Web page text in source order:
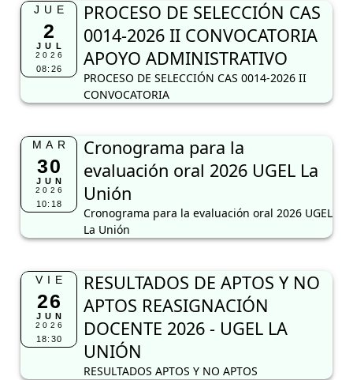
JUE
2
JUL
2026
08:26
PROCESO DE SELECCIÓN CAS
0014-2026 II CONVOCATORIA
APOYO ADMINISTRATIVO
PROCESO DE SELECCIÓN CAS 0014-2026 II
CONVOCATORIA
MAR
30
JUN
2026
10:18
Cronograma para la
evaluación oral 2026 UGEL La
Unión
Cronograma para la evaluación oral 2026 UGEL
La Unión
VIE
26
JUN
2026
18:30
RESULTADOS DE APTOS Y NO
APTOS REASIGNACIÓN
DOCENTE 2026 - UGEL LA
UNIÓN
RESULTADOS APTOS Y NO APTOS